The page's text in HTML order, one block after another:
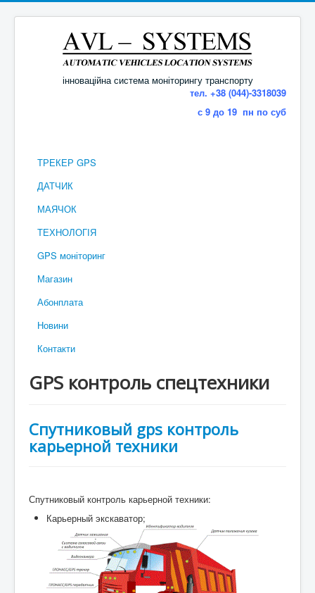
інноваційна система моніторингу транспорту
тел. +38 (044)-3318039
с 9 до 19 пн по суб
ТРЕКЕР GPS
ДАТЧИК
МАЯЧОК
ТЕХНОЛОГІЯ
GPS моніторинг
Магазин
Абонплата
Новини
Контакти
GPS контроль спецтехники
Спутниковый gps контроль
карьерной техники
Спутниковый контроль карьерной техники:
Карьерный экскаватор;